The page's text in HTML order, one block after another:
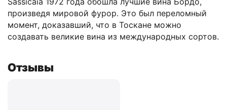
произведя мировой фурор. Это был переломный
момент, доказавший, что в Тоскане можно
создавать великие вина из международных сортов.
Отзывы